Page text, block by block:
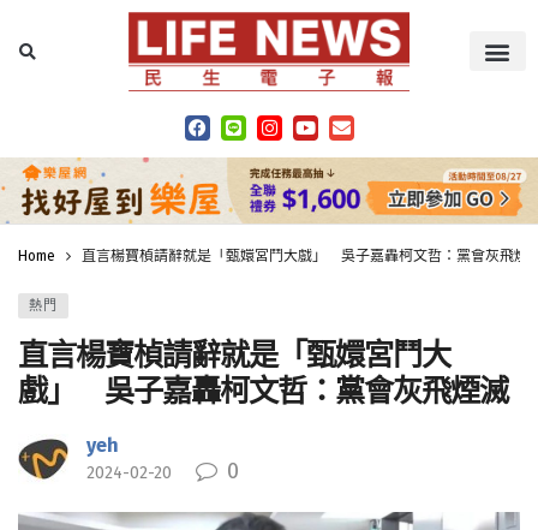
Home 直言楊寶楨請辭就是「甄嬛宮鬥大戲」 吳子嘉轟柯文哲：黨會灰飛煙
熱門
直言楊寶楨請辭就是「甄嬛宮鬥大
戲」 吳子嘉轟柯文哲：黨會灰飛煙滅
yeh
2024-02-20 0